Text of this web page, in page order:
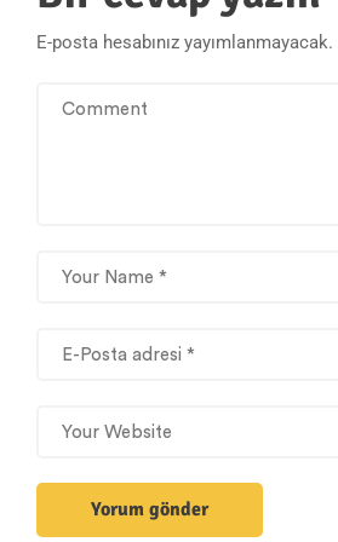
E-posta hesabınız yayımlanmayacak.